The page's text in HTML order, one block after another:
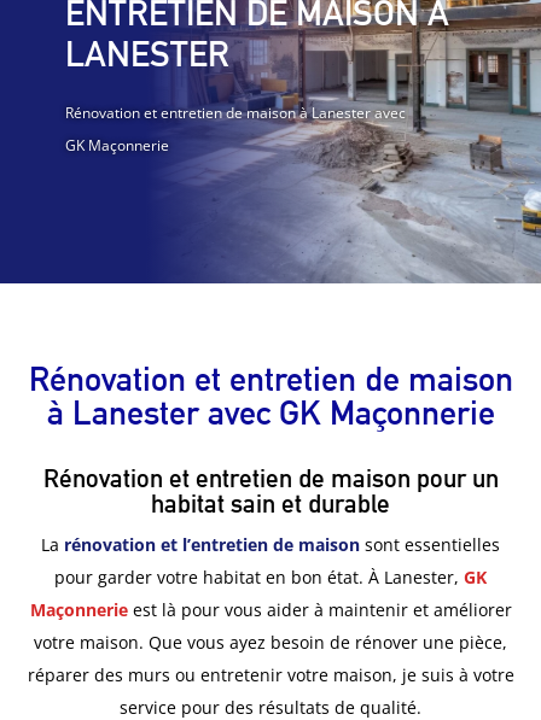
ENTRETIEN DE MAISON À
LANESTER
Rénovation et entretien de maison à Lanester avec
GK Maçonnerie
Rénovation et entretien de maison
à Lanester avec GK Maçonnerie
Rénovation et entretien de maison pour un
habitat sain et durable
La rénovation et l’entretien de maison sont essentielles
pour garder votre habitat en bon état. À Lanester, GK
Maçonnerieest là pour vous aider à maintenir et améliorer
votre maison. Que vous ayez besoin de rénover une pièce,
réparer des murs ou entretenir votre maison, je suis à votre
service pour des résultats de qualité.